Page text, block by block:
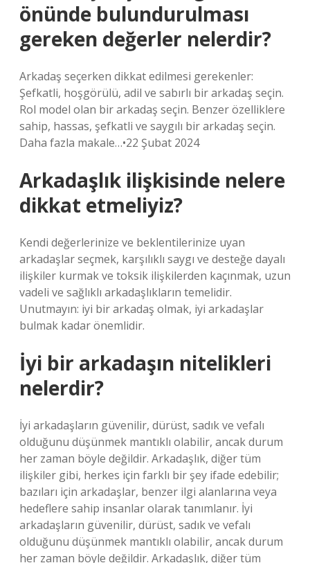
önünde bulundurulması
gereken değerler nelerdir?
Arkadaş seçerken dikkat edilmesi gerekenler:
Şefkatli, hoşgörülü, adil ve sabırlı bir arkadaş seçin.
Rol model olan bir arkadaş seçin. Benzer özelliklere
sahip, hassas, şefkatli ve saygılı bir arkadaş seçin.
Daha fazla makale…•22 Şubat 2024
Arkadaşlık ilişkisinde nelere
dikkat etmeliyiz?
Kendi değerlerinize ve beklentilerinize uyan
arkadaşlar seçmek, karşılıklı saygı ve desteğe dayalı
ilişkiler kurmak ve toksik ilişkilerden kaçınmak, uzun
vadeli ve sağlıklı arkadaşlıkların temelidir.
Unutmayın: iyi bir arkadaş olmak, iyi arkadaşlar
bulmak kadar önemlidir.
İyi bir arkadaşın nitelikleri
nelerdir?
İyi arkadaşların güvenilir, dürüst, sadık ve vefalı
olduğunu düşünmek mantıklı olabilir, ancak durum
her zaman böyle değildir. Arkadaşlık, diğer tüm
ilişkiler gibi, herkes için farklı bir şey ifade edebilir;
bazıları için arkadaşlar, benzer ilgi alanlarına veya
hedeflere sahip insanlar olarak tanımlanır. İyi
arkadaşların güvenilir, dürüst, sadık ve vefalı
olduğunu düşünmek mantıklı olabilir, ancak durum
her zaman böyle değildir. Arkadaşlık, diğer tüm